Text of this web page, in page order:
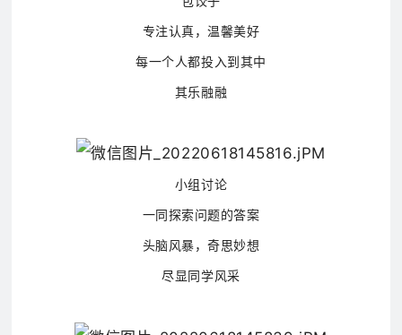
专注认真，温馨美好
每一个人都投入到其中
其乐融融
小组讨论
一同探索问题的答案
头脑风暴，奇思妙想
尽显同学风采